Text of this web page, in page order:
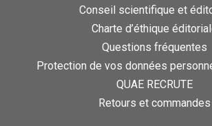
Conseil scientifique et
Charte d’éthique
Questions fréquentes
Protection de vos données
QUAE RECRUTE
Retours et commandes